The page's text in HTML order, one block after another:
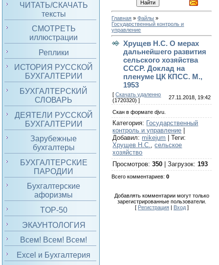
ЧИТАТЬ/СКАЧАТЬ
тексты
СМОТРЕТЬ
иллюстрации
Реплики
ИСТОРИЯ РУССКОЙ
БУХГАЛТЕРИИ
БУХГАЛТЕРСКИЙ
СЛОВАРЬ
ДЕЯТЕЛИ РУССКОЙ
БУХГАЛТЕРИИ
Зарубежные
бухгалтеры
БУХГАЛТЕРСКИЕ
ПАРОДИИ
Бухгалтерские
афоризмы
TOP-50
ЭКАУНТОЛОГИЯ
Всем! Всем! Всем!
Excel и Бухгалтерия
Главная »Файлы »
Государственный контроль и
управление
Хрущев Н.С. О мерах
дальнейшего развития
сельского хозяйства
СССР. Доклад на
пленуме ЦК КПСС. М.,
1953
[Скачать удаленно
(1720320) ]
27.11.2018, 19:42
Скан в формате djvu.
Категория: Государственный
контроль и управление
Добавил: mikejum |Теги:
Хрущев Н.С.,сельское
хозяйство
Просмотров:350 |Загрузок:193
Всего комментариев:0
Добавлять комментарии могут только
зарегистрированные пользователи.
[ Регистрация| Вход]